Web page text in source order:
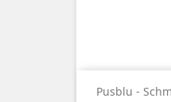
Pusblu -